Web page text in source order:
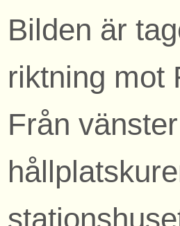
Bilden är
riktning mot
Från